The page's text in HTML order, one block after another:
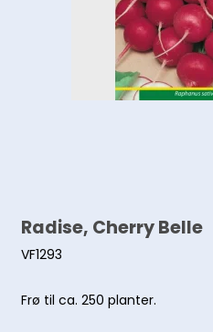
Radise, Cherry Belle
VF1293
Frø til ca. 250 planter.